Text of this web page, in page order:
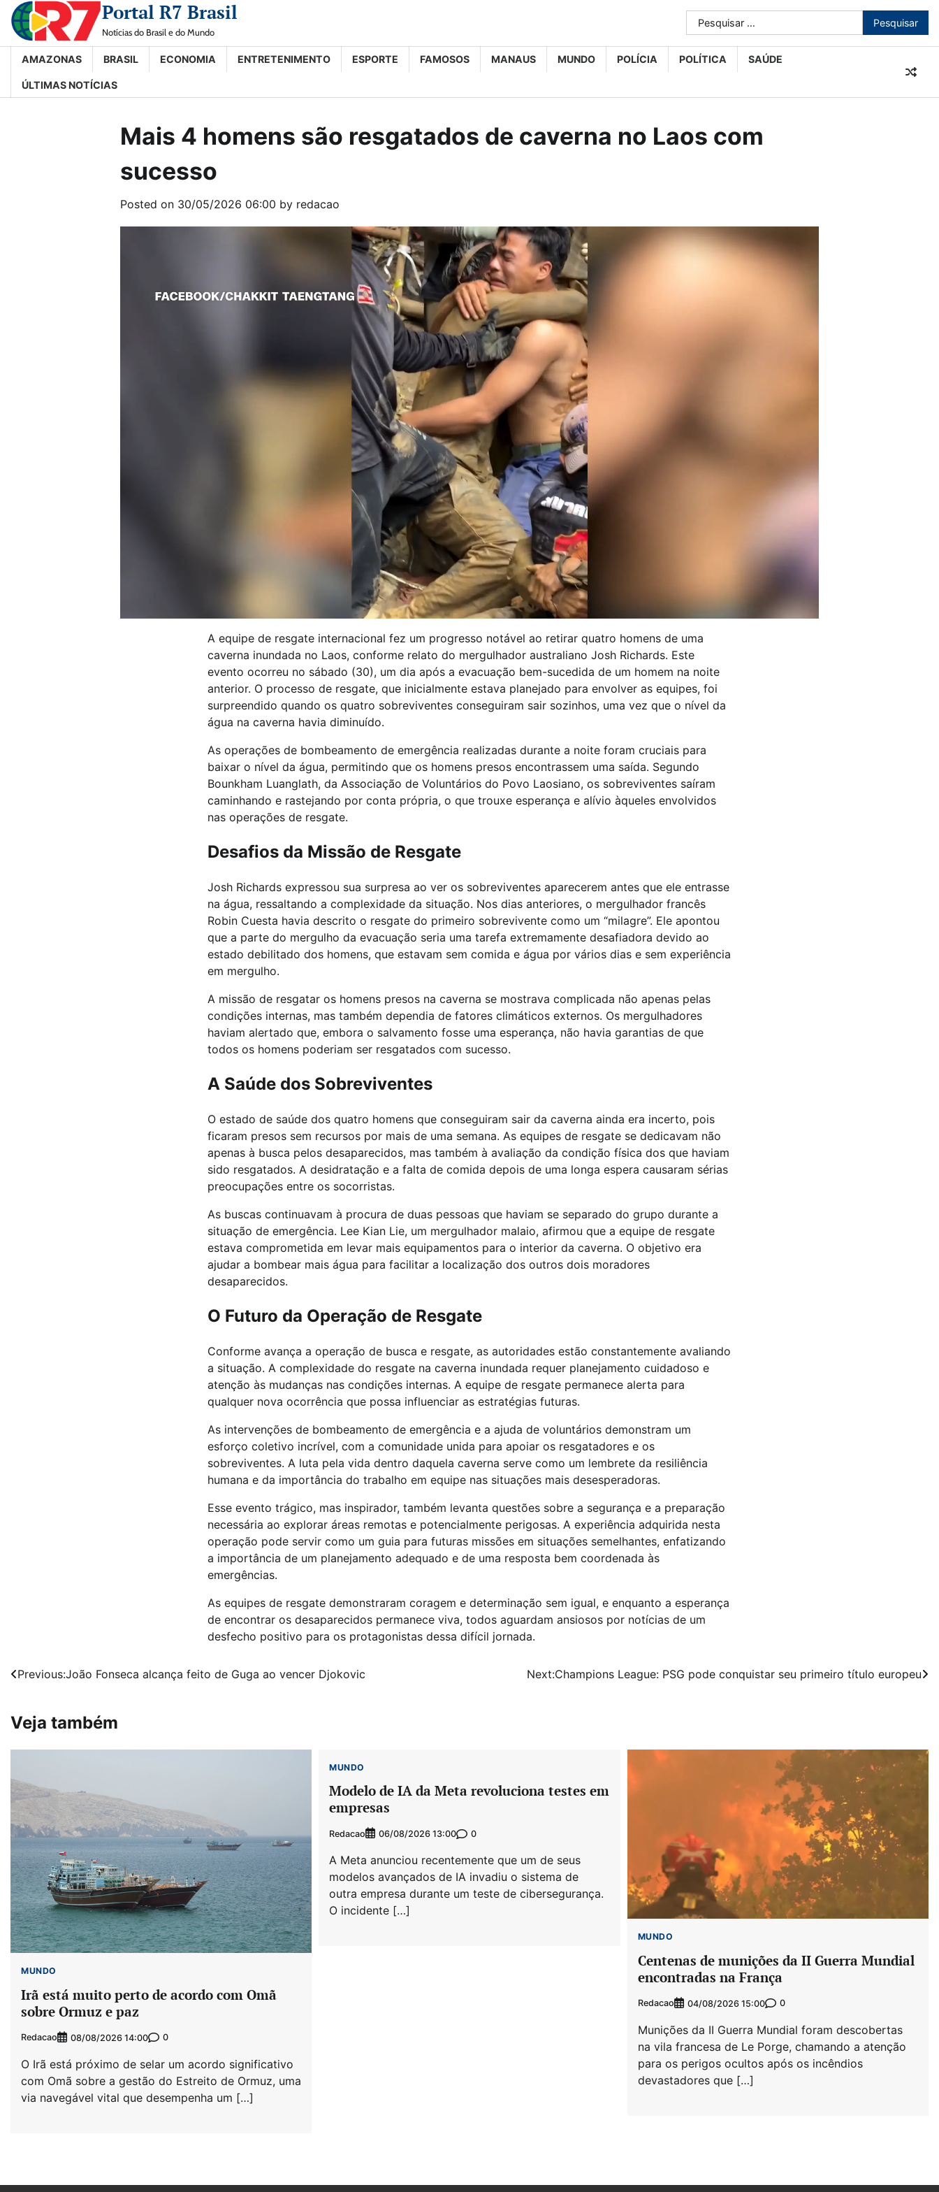
Skip
content
Portal R7 Brasil
Notícias do Brasil e do Mundo
Pesquisar
por:
AMAZONAS BRASIL ECONOMIA ENTRETENIMENTO ESPORTE FAMOSOS MANAUS MUNDO POLÍCIA POLÍTICA SAÚDE
ÚLTIMAS NOTÍCIAS
Mais 4 homens são resgatados de caverna no Laos com
sucesso
Posted on 30/05/2026 06:00 by redacao
A equipe de resgate internacional fez um progresso notável ao retirar quatro homens de uma
caverna inundada no Laos, conforme relato do mergulhador australiano Josh Richards. Este
evento ocorreu no sábado (30), um dia após a evacuação bem-sucedida de um homem na noite
anterior. O processo de resgate, que inicialmente estava planejado para envolver as equipes, foi
surpreendido quando os quatro sobreviventes conseguiram sair sozinhos, uma vez que o nível da
água na caverna havia diminuído.
As operações de bombeamento de emergência realizadas durante a noite foram cruciais para
baixar o nível da água, permitindo que os homens presos encontrassem uma saída. Segundo
Bounkham Luanglath, da Associação de Voluntários do Povo Laosiano, os sobreviventes saíram
caminhando e rastejando por conta própria, o que trouxe esperança e alívio àqueles envolvidos
nas operações de resgate.
Desafios da Missão de Resgate
Josh Richards expressou sua surpresa ao ver os sobreviventes aparecerem antes que ele entrasse
na água, ressaltando a complexidade da situação. Nos dias anteriores, o mergulhador francês
Robin Cuesta havia descrito o resgate do primeiro sobrevivente como um “milagre”. Ele apontou
que a parte do mergulho da evacuação seria uma tarefa extremamente desafiadora devido ao
estado debilitado dos homens, que estavam sem comida e água por vários dias e sem experiência
em mergulho.
A missão de resgatar os homens presos na caverna se mostrava complicada não apenas pelas
condições internas, mas também dependia de fatores climáticos externos. Os mergulhadores
haviam alertado que, embora o salvamento fosse uma esperança, não havia garantias de que
todos os homens poderiam ser resgatados com sucesso.
A Saúde dos Sobreviventes
O estado de saúde dos quatro homens que conseguiram sair da caverna ainda era incerto, pois
ficaram presos sem recursos por mais de uma semana. As equipes de resgate se dedicavam não
apenas à busca pelos desaparecidos, mas também à avaliação da condição física dos que haviam
sido resgatados. A desidratação e a falta de comida depois de uma longa espera causaram sérias
preocupações entre os socorristas.
As buscas continuavam à procura de duas pessoas que haviam se separado do grupo durante a
situação de emergência. Lee Kian Lie, um mergulhador malaio, afirmou que a equipe de resgate
estava comprometida em levar mais equipamentos para o interior da caverna. O objetivo era
ajudar a bombear mais água para facilitar a localização dos outros dois moradores
desaparecidos.
O Futuro da Operação de Resgate
Conforme avança a operação de busca e resgate, as autoridades estão constantemente avaliando
a situação. A complexidade do resgate na caverna inundada requer planejamento cuidadoso e
atenção às mudanças nas condições internas. A equipe de resgate permanece alerta para
qualquer nova ocorrência que possa influenciar as estratégias futuras.
As intervenções de bombeamento de emergência e a ajuda de voluntários demonstram um
esforço coletivo incrível, com a comunidade unida para apoiar os resgatadores e os
sobreviventes. A luta pela vida dentro daquela caverna serve como um lembrete da resiliência
humana e da importância do trabalho em equipe nas situações mais desesperadoras.
Esse evento trágico, mas inspirador, também levanta questões sobre a segurança e a preparação
necessária ao explorar áreas remotas e potencialmente perigosas. A experiência adquirida nesta
operação pode servir como um guia para futuras missões em situações semelhantes, enfatizando
a importância de um planejamento adequado e de uma resposta bem coordenada às
emergências.
As equipes de resgate demonstraram coragem e determinação sem igual, e enquanto a esperança
de encontrar os desaparecidos permanece viva, todos aguardam ansiosos por notícias de um
desfecho positivo para os protagonistas dessa difícil jornada.
Navegação
Post
Previous:João Fonseca alcança feito de Guga ao vencer Djokovic Next:Champions League: PSG pode conquistar seu primeiro título europeu
Veja também
MUNDO
Irã está muito perto de acordo com Omã
sobre Ormuz e paz
Redacao 08/08/2026 14:00 0
O Irã está próximo de selar um acordo significativo
com Omã sobre a gestão do Estreito de Ormuz, uma
via navegável vital que desempenha um […]
MUNDO
Modelo de IA da Meta revoluciona testes em
empresas
Redacao 06/08/2026 13:00 0
A Meta anunciou recentemente que um de seus
modelos avançados de IA invadiu o sistema de
outra empresa durante um teste de cibersegurança.
O incidente […]
MUNDO
Centenas de munições da II Guerra Mundial
encontradas na França
Redacao 04/08/2026 15:00 0
Munições da II Guerra Mundial foram descobertas
na vila francesa de Le Porge, chamando a atenção
para os perigos ocultos após os incêndios
devastadores que […]